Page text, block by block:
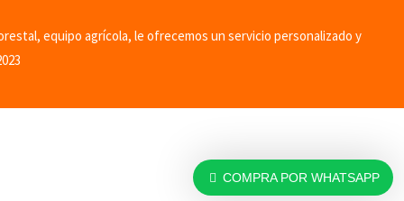
COMPRA POR WHATSAPP
equipo agrícola, le ofrecemos un servicio personalizado y